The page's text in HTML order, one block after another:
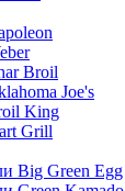
Broil
Joe's
King
Grill
Big Green Egg